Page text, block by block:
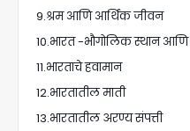
9.श्रम आणि आर्थिक जीवन
10.भारत -भौगोलिक स्थान आणि
11.भारताचे हवामान
12.भारतातील माती
13.भारतातील अरण्य संपत्ती